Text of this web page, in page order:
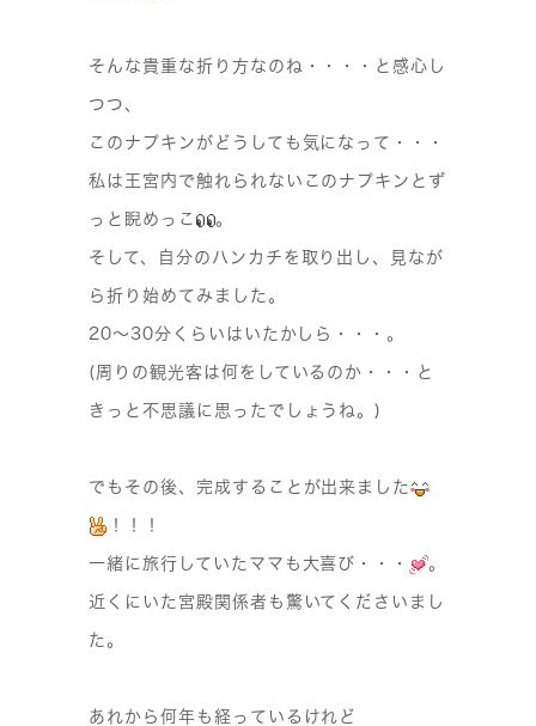
そんな貴重な折り方なのね・・・・と感心し
つつ、
このナプキンがどうしても気になって・・・
私は王宮内で触れられないこのナプキンとず
っと睨めっこ 。
そして、自分のハンカチを取り出し、見なが
ら折り始めてみました。
20〜30分くらいはいたかしら・・・。
(周りの観光客は何をしているのか・・・と
きっと不思議に思ったでしょうね。)
でもその後、完成することが出来ました
！！！
一緒に旅行していたママも大喜び・・・ 。
近くにいた宮殿関係者も驚いてくださいまし
た。
あれから何年も経っているけれど